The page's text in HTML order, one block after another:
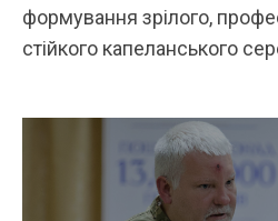
формування зрілого,
стійкого капеланського